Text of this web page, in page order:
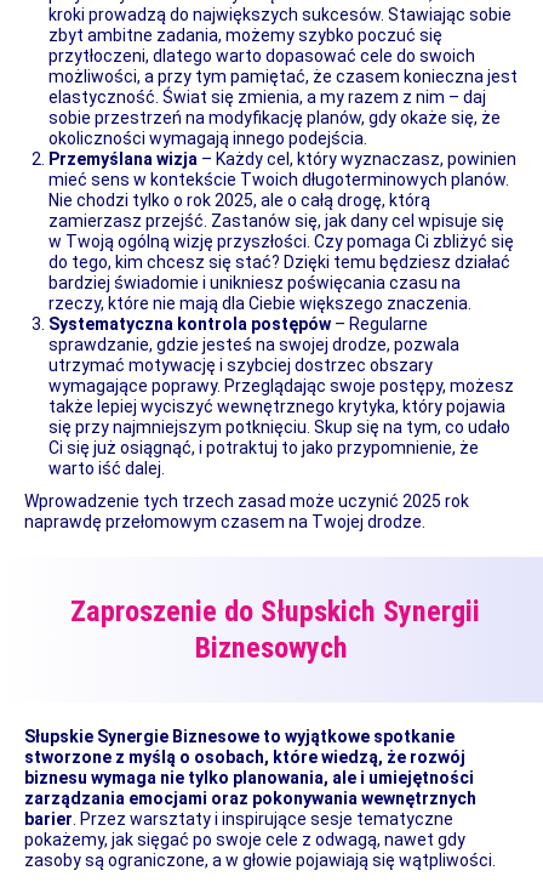
kroki prowadzą do największych sukcesów. Stawiając sobie
zbyt ambitne zadania, możemy szybko poczuć się
przytłoczeni, dlatego warto dopasować cele do swoich
możliwości, a przy tym pamiętać, że czasem konieczna jest
elastyczność. Świat się zmienia, a my razem z nim – daj
sobie przestrzeń na modyfikację planów, gdy okaże się, że
okoliczności wymagają innego podejścia.
Przemyślana wizja – Każdy cel, który wyznaczasz, powinien
mieć sens w kontekście Twoich długoterminowych planów.
Nie chodzi tylko o rok 2025, ale o całą drogę, którą
zamierzasz przejść. Zastanów się, jak dany cel wpisuje się
w Twoją ogólną wizję przyszłości. Czy pomaga Ci zbliżyć się
do tego, kim chcesz się stać? Dzięki temu będziesz działać
bardziej świadomie i unikniesz poświęcania czasu na
rzeczy, które nie mają dla Ciebie większego znaczenia.
Systematyczna kontrola postępów – Regularne
sprawdzanie, gdzie jesteś na swojej drodze, pozwala
utrzymać motywację i szybciej dostrzec obszary
wymagające poprawy. Przeglądając swoje postępy, możesz
także lepiej wyciszyć wewnętrznego krytyka, który pojawia
się przy najmniejszym potknięciu. Skup się na tym, co udało
Ci się już osiągnąć, i potraktuj to jako przypomnienie, że
warto iść dalej.
Wprowadzenie tych trzech zasad może uczynić 2025 rok
naprawdę przełomowym czasem na Twojej drodze.
Zaproszenie do Słupskich Synergii
Biznesowych
Słupskie Synergie Biznesowe to wyjątkowe spotkanie
stworzone z myślą o osobach, które wiedzą, że rozwój
biznesu wymaga nie tylko planowania, ale i umiejętności
zarządzania emocjami oraz pokonywania wewnętrznych
barier . Przez warsztaty i inspirujące sesje tematyczne
pokażemy, jak sięgać po swoje cele z odwagą, nawet gdy
zasoby są ograniczone, a w głowie pojawiają się wątpliwości.